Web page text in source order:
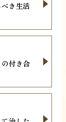
き生活
付き合